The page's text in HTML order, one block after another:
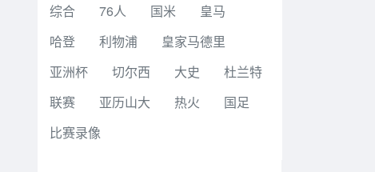
综合
76人 国米
皇马
哈登
利物浦
皇家马德里
亚洲杯
切尔西 大史
杜兰特
联赛
亚历山大 热火
国足
比赛录像